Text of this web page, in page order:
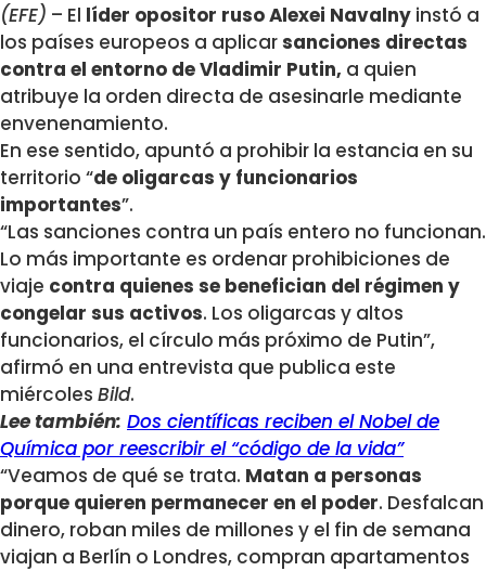
(EFE) – El líder opositor ruso Alexei Navalny instó a
los países europeos a aplicarsanciones directas
contra el entorno de Vladimir Putin, a quien
atribuye la orden directa de asesinarle mediante
envenenamiento.
En ese sentido, apuntó a prohibir la estancia en su
territorio “de oligarcas y funcionarios
importantes”.
“Las sanciones contra un país entero no funcionan.
Lo más importante es ordenar prohibiciones de
viaje contra quienes se benefician del régimen y
congelar sus activos. Los oligarcas y altos
funcionarios, el círculo más próximo de Putin”,
afirmó en una entrevista que publica este
miércoles Bild.
Lee también: Dos científicas reciben el Nobel de
Química por reescribir el “código de la vida”
“Veamos de qué se trata. Matan a personas
porque quieren permanecer en el poder. Desfalcan
dinero, roban miles de millones y el fin de semana
viajan a Berlín o Londres, compran apartamentos